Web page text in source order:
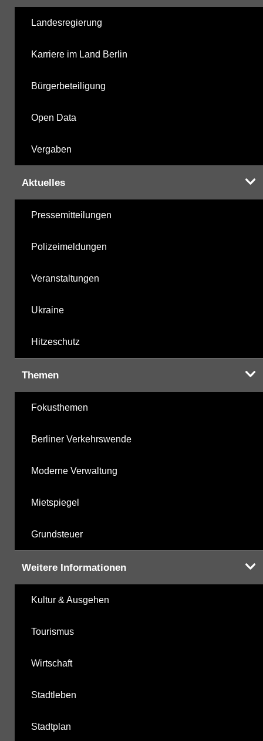
Landesregierung
Karriere im Land Berlin
Bürgerbeteiligung
Open Data
Vergaben
Aktuelles
Pressemitteilungen
Polizeimeldungen
Veranstaltungen
Ukraine
Hitzeschutz
Themen
Fokusthemen
Berliner Verkehrswende
Moderne Verwaltung
Mietspiegel
Grundsteuer
Weitere Informationen
Kultur & Ausgehen
Tourismus
Wirtschaft
Stadtleben
Stadtplan